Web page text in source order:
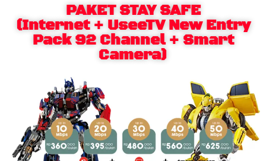
PAKET STAY SAFE
(Internet + UseeTV New Entry
Pack 92 Channel + Smart
Camera)